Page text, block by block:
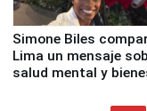
Simone Biles
Lima un mensaje
salud mental y